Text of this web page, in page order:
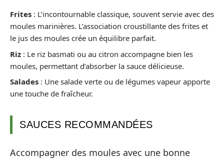
Frites : L’incontournable classique, souvent servie avec des
moules marinières. L’association croustillante des frites et
le jus des moules crée un équilibre parfait.
Riz : Le riz basmati ou au citron accompagne bien les
moules, permettant d’absorber la sauce délicieuse.
Salades : Une salade verte ou de légumes vapeur apporte
une touche de fraîcheur.
SAUCES RECOMMANDÉES
Accompagner des moules avec une bonne